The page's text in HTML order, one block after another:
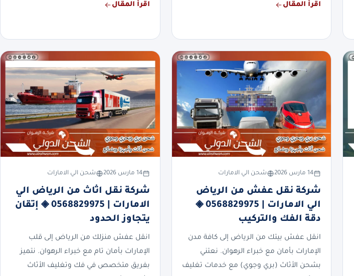
اقرأ المقال اقرأ المقال
14 مارس 2026 شحن الي الامارات
شركة نقل عفش من الرياض
الي الامارات | 0568829975 ◈
دقة الفك والتركيب
انقل عفش بيتك من الرياض إلى كافة مدن
الإمارات بأمان مع خبراء الرهوان. نعتني
بشحن الأثاث (بري وجوي) مع خدمات تغليف
14 مارس 2026 شحن الي الامارات
شركة نقل اثاث من الرياض الي
الامارات | 0568829975 ◈ إتقان
يتجاوز الحدود
انقل عفش منزلك من الرياض إلى قلب
الإمارات بأمان تام مع خبراء الرهوان. نتميز
بفريق متخصص في فك وتغليف الأثاث